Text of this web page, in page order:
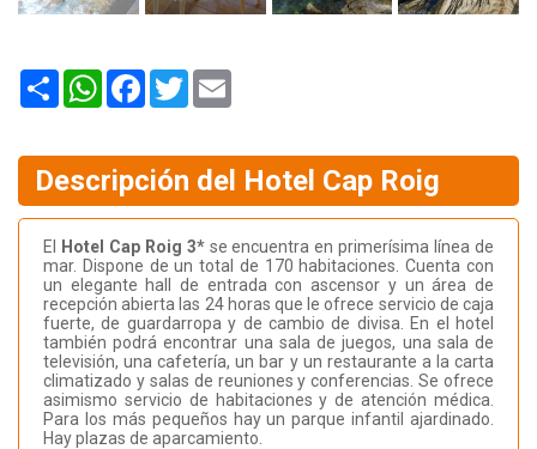
Share WhatsAppFacebook
Twitter
Descripción del Hotel Cap Roig
El Hotel Cap Roig 3*se encuentra en primerísima línea de
mar. Dispone de un total de 170 habitaciones. Cuenta con
un elegante hall de entrada con ascensor y un área de
recepción abierta las 24 horas que le ofrece servicio de caja
fuerte, de guardarropa y de cambio de divisa. En el hotel
también podrá encontrar una sala de juegos, una sala de
televisión, una cafetería, un bar y un restaurante a la carta
climatizado y salas de reuniones y conferencias. Se ofrece
asimismo servicio de habitaciones y de atención médica.
Para los más pequeños hay un parque infantil ajardinado.
Hay plazas de aparcamiento.